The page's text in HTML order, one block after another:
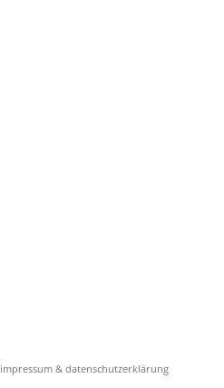
impressum & datenschutzerklärung